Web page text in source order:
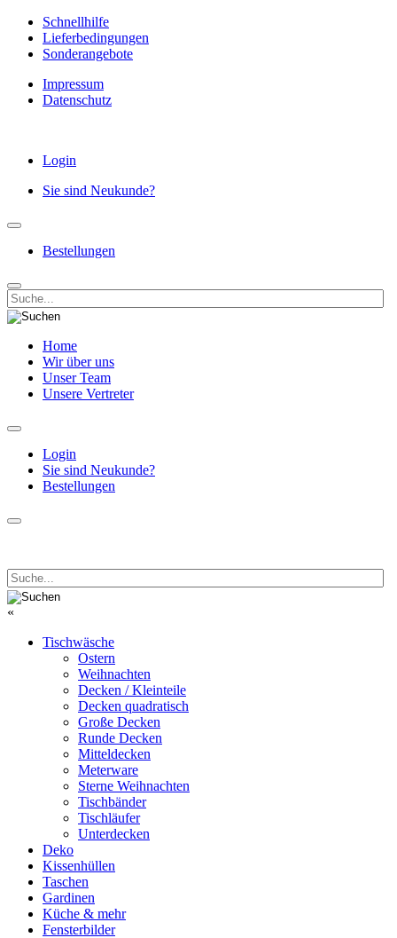
Schnellhilfe
Lieferbedingungen
Sonderangebote
Impressum
Datenschutz
Login
Sie sind Neukunde?
Bestellungen
Home
Wir über uns
Unser Team
Unsere Vertreter
Login
Sie sind Neukunde?
Bestellungen
«
Tischwäsche
Ostern
Weihnachten
Decken / Kleinteile
Decken quadratisch
Große Decken
Runde Decken
Mitteldecken
Meterware
Sterne Weihnachten
Tischbänder
Tischläufer
Unterdecken
Deko
Kissenhüllen
Taschen
Gardinen
Küche & mehr
Fensterbilder